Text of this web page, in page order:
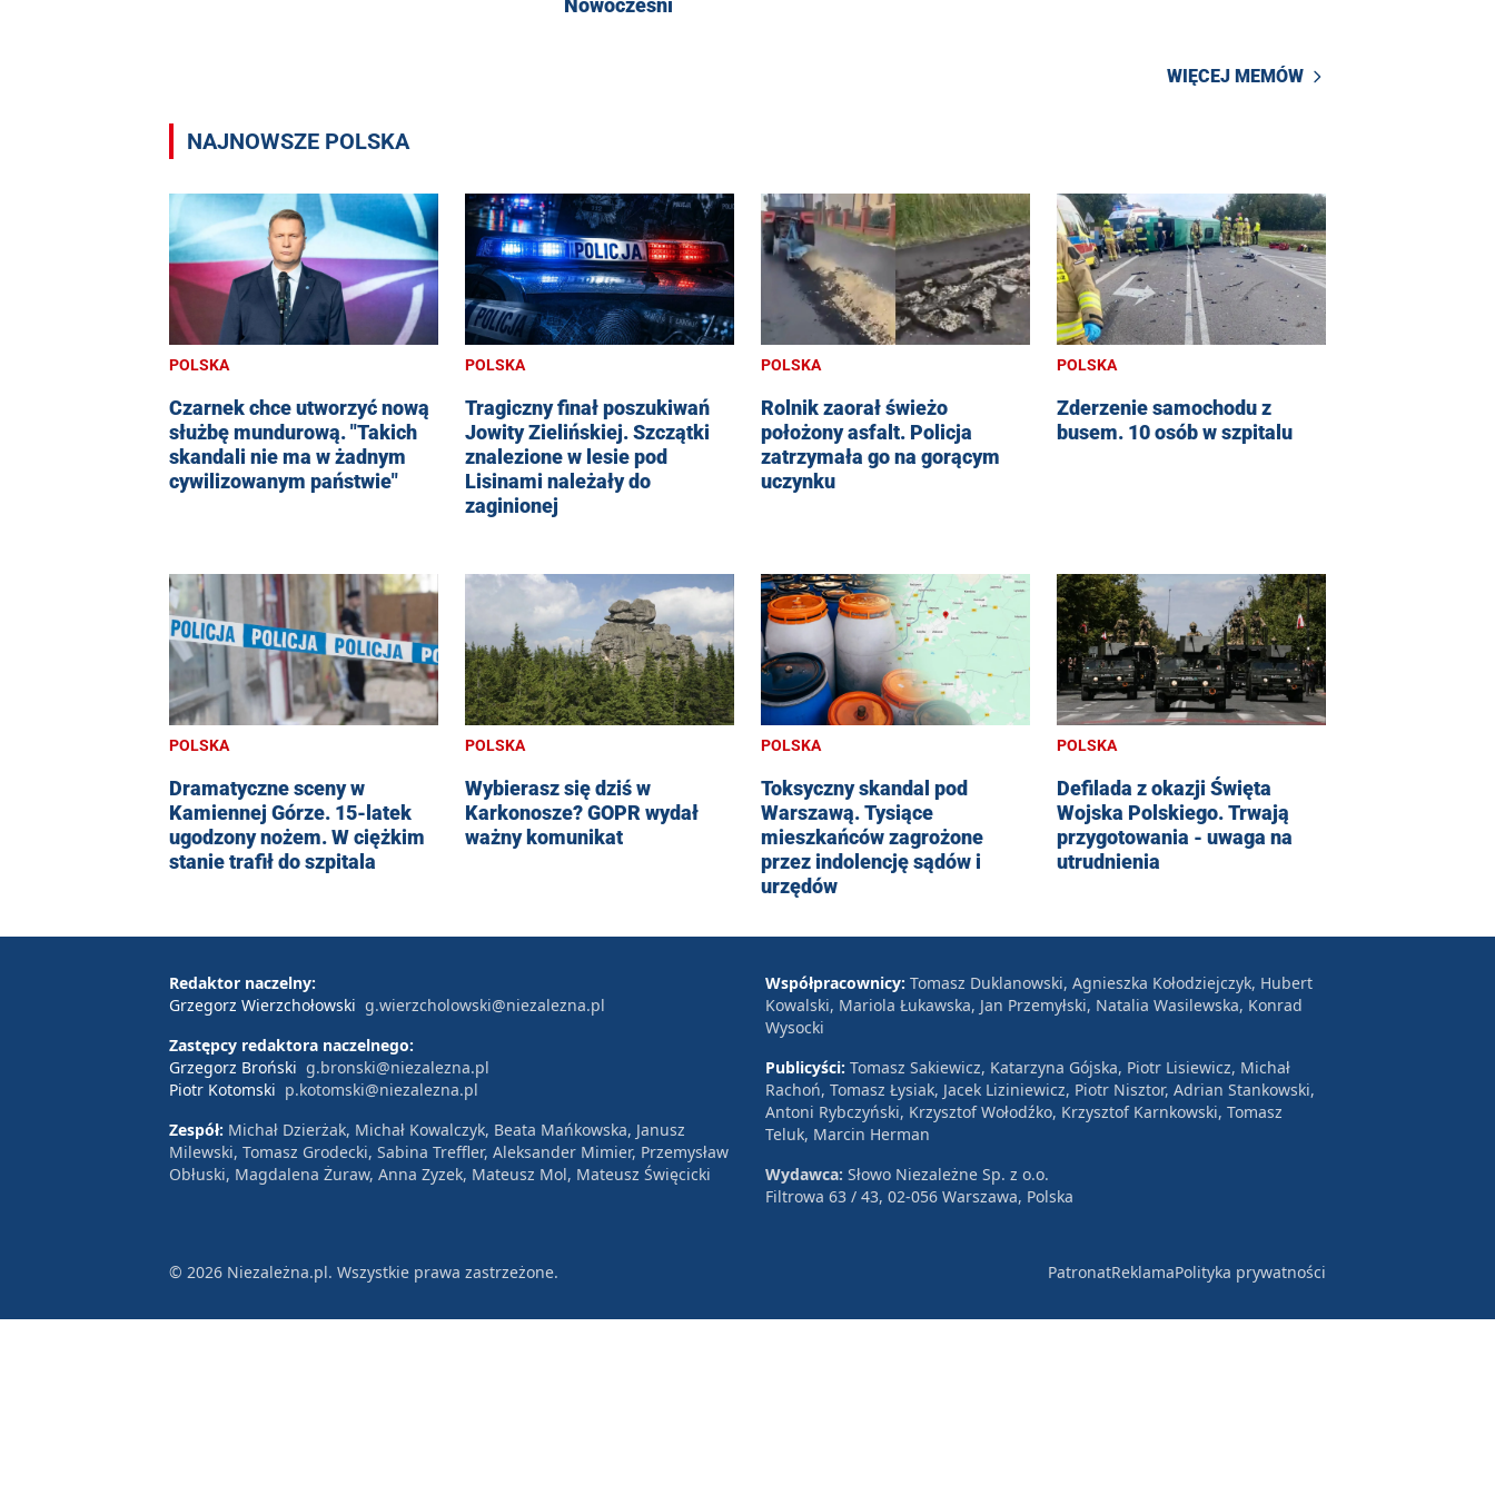
Nowocześni
WIĘCEJ MEMÓW
NAJNOWSZE POLSKA
POLSKA
Czarnek chce utworzyć nową
służbę mundurową. "Takich
skandali nie ma w żadnym
cywilizowanym państwie"
POLSKA
Tragiczny finał poszukiwań
Jowity Zielińskiej. Szczątki
znalezione w lesie pod
Lisinami należały do
zaginionej
POLSKA
Rolnik zaorał świeżo
położony asfalt. Policja
zatrzymała go na gorącym
uczynku
POLSKA
Zderzenie samochodu z
busem. 10 osób w szpitalu
POLSKA
Dramatyczne sceny w
Kamiennej Górze. 15-latek
ugodzony nożem. W ciężkim
stanie trafił do szpitala
POLSKA
Wybierasz się dziś w
Karkonosze? GOPR wydał
ważny komunikat
POLSKA
Toksyczny skandal pod
Warszawą. Tysiące
mieszkańców zagrożone
przez indolencję sądów i
urzędów
POLSKA
Defilada z okazji Święta
Wojska Polskiego. Trwają
przygotowania - uwaga na
utrudnienia
Redaktor naczelny:
Grzegorz Wierzchołowski g.wierzcholowski@niezalezna.pl
Zastępcy redaktora naczelnego:
Grzegorz Broński g.bronski@niezalezna.pl
Piotr Kotomski p.kotomski@niezalezna.pl
Zespół: Michał Dzierżak, Michał Kowalczyk, Beata Mańkowska, Janusz
Milewski, Tomasz Grodecki, Sabina Treffler, Aleksander Mimier, Przemysław
Obłuski, Magdalena Żuraw, Anna Zyzek, Mateusz Mol, Mateusz Święcicki
Współpracownicy: Tomasz Duklanowski, Agnieszka Kołodziejczyk, Hubert
Kowalski, Mariola Łukawska, Jan Przemyłski, Natalia Wasilewska, Konrad
Wysocki
Publicyści: Tomasz Sakiewicz, Katarzyna Gójska, Piotr Lisiewicz, Michał
Rachoń, Tomasz Łysiak, Jacek Liziniewicz, Piotr Nisztor, Adrian Stankowski,
Antoni Rybczyński, Krzysztof Wołodźko, Krzysztof Karnkowski, Tomasz
Teluk, Marcin Herman
Wydawca: Słowo Niezależne Sp. z o.o.
Filtrowa 63 / 43, 02-056 Warszawa, Polska
© 2026 Niezależna.pl. Wszystkie prawa zastrzeżone. PatronatReklamaPolityka prywatności